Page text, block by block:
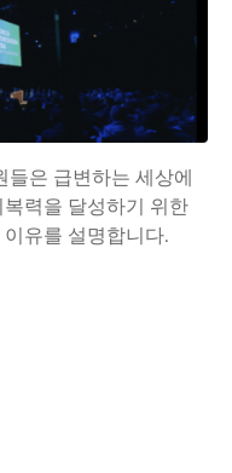
들은 급변하는 세상에
력을 달성하기 위한
유를 설명합니다.